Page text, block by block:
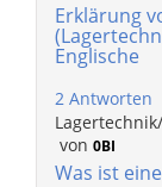
Erklärung
Englische
2 Antworten
von 0BI
Was ist